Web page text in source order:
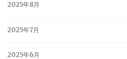
2025年8月
2025年7月
2025年6月